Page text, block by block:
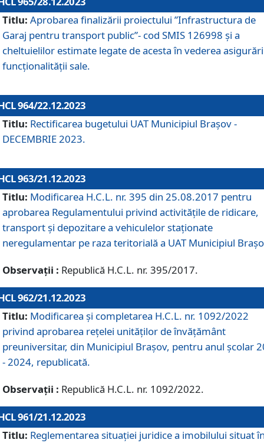
Titlu: Aprobarea finalizării proiectului ”Infrastructura de
Garaj pentru transport public”- cod SMIS 126998 și a
cheltuielilor estimate legate de acesta în vederea
funcționalității sale.
964/22.12.2023
Titlu: Rectificarea bugetului UAT Municipiul Braşov -
DECEMBRIE 2023.
963/21.12.2023
Titlu: Modificarea H.C.L. nr. 395 din 25.08.2017 pentru
aprobarea Regulamentului privind activitățile de ridicare,
transport şi depozitare a vehiculelor staționate
neregulamentar pe raza teritorială a UAT Municipiul
Observații : Republică H.C.L. nr. 395/2017.
962/21.12.2023
Titlu: Modificarea și completarea H.C.L. nr. 1092/2022
privind aprobarea rețelei unităților de învăţământ
preuniversitar, din Municipiul Braşov, pentru anul școlar
- 2024, republicată.
Observații : Republică H.C.L. nr. 1092/2022.
961/21.12.2023
Titlu: Reglementarea situației juridice a imobilului situat